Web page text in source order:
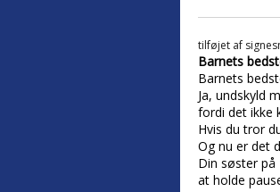
tilføjet af
Barnets
Barnets
Ja, undskyld
fordi det ikke
Hvis du tror
Og nu er det
Din søster på
at holde